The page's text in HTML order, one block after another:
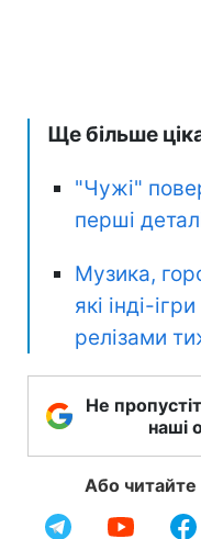
Ще більше
"Чужі"
перші
Музика,
які інді-
релізами
Не
наші
Або читайте